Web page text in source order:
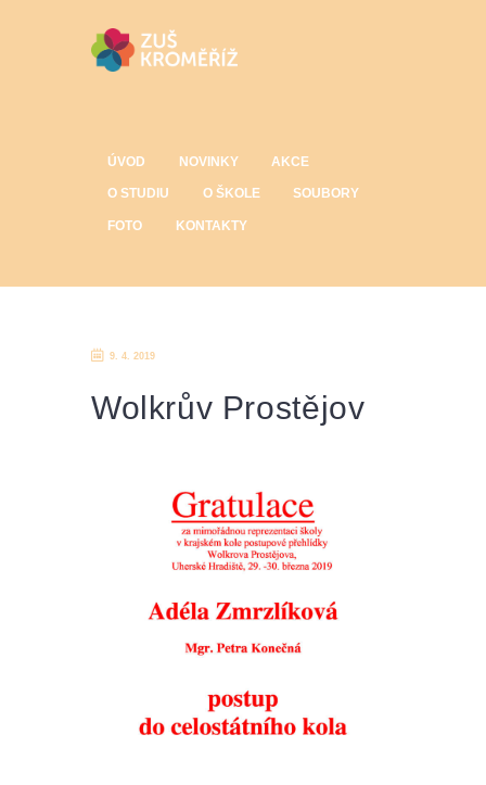
ÚVOD NOVINKY AKCE
O STUDIU O ŠKOLE SOUBORY
FOTO KONTAKTY
9. 4. 2019
Wolkrův Prostějov